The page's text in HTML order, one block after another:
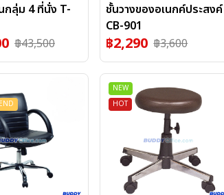
กลุ่ม 4 ที่นั่ง T-
฿43,500
ชั้นวางของอเนกค์ประสงค์
CB-901
฿2,290 ฿3,600
NEW
HOT